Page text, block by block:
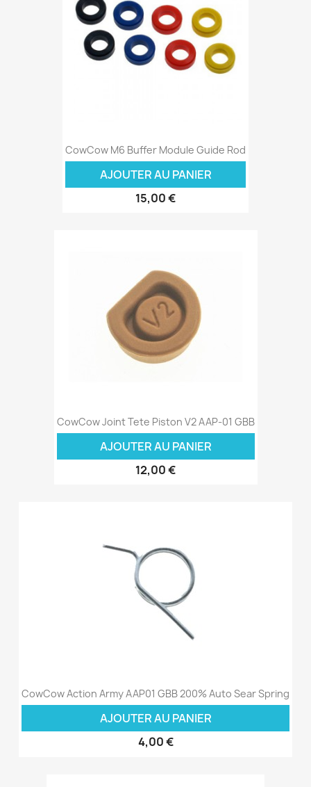
CowCow M6 Buffer Module Guide Rod
AJOUTER AU PANIER
15,00 €
CowCow Joint Tete Piston V2 AAP-01 GBB
AJOUTER AU PANIER
12,00 €
CowCow Action Army AAP01 GBB 200% Auto Sear Spring
AJOUTER AU PANIER
4,00 €